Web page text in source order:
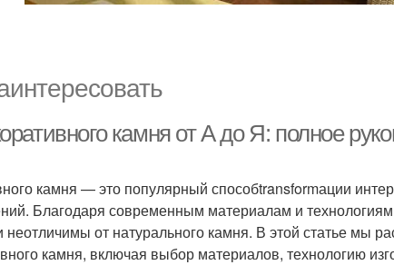
камня от А до Я: полное
камня — это популярный способtransformации
Благодаря современным материалам и
неотличимы от натурального камня. В этой статье мы
камня, включая выбор материалов, технологию